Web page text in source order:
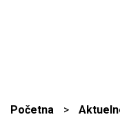
Početna >